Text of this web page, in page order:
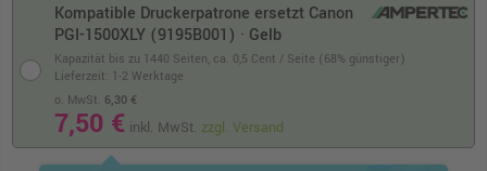
Kompatible Druckerpatrone ersetzt Canon
PGI-1500XLY (9195B001) · Gelb
Kapazität bis zu 1440 Seiten, ca. 0,5 Cent / Seite (68% günstiger)
o. MwSt. 6,30 €
7,50 € inkl. MwSt. zzgl. Versand
Lieferzeit: 1-2 Werktage